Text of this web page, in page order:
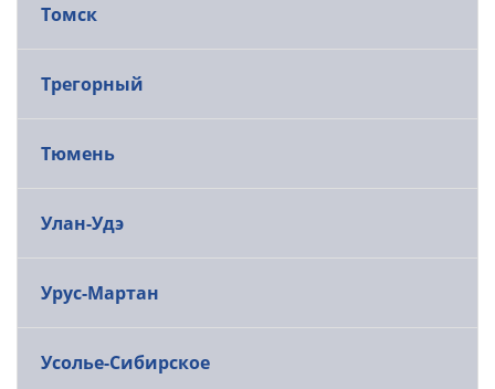
Томск
Трегорный
Тюмень
Улан-Удэ
Урус-Мартан
Усолье-Сибирское